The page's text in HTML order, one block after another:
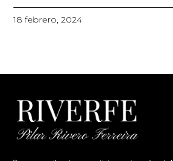
18 febrero, 2024